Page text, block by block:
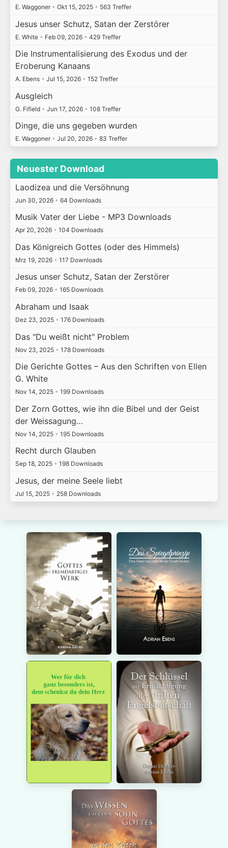
E. Waggoner • Okt 15, 2025 • 563 Treffer
Jesus unser Schutz, Satan der Zerstörer
E. White • Feb 09, 2026 • 429 Treffer
Die Instrumentalisierung des Exodus und der
Eroberung Kanaans
A. Ebens • Jul 15, 2026 • 152 Treffer
Ausgleich
G. Fifield • Jun 17, 2026 • 108 Treffer
Dinge, die uns gegeben wurden
E. Waggoner • Jul 20, 2026 • 83 Treffer
Neuester Download
Laodizea und die Versöhnung
Jun 30, 2026 • 64 Downloads
Musik Vater der Liebe - MP3 Downloads
Apr 20, 2026 • 104 Downloads
Das Königreich Gottes (oder des Himmels)
Mrz 19, 2026 • 117 Downloads
Jesus unser Schutz, Satan der Zerstörer
Feb 09, 2026 • 165 Downloads
Abraham und Isaak
Dez 23, 2025 • 176 Downloads
Das "Du weißt nicht" Problem
Nov 23, 2025 • 178 Downloads
Die Gerichte Gottes – Aus den Schriften von Ellen
G. White
Nov 14, 2025 • 199 Downloads
Der Zorn Gottes, wie ihn die Bibel und der Geist
der Weissagung…
Nov 14, 2025 • 195 Downloads
Recht durch Glauben
Sep 18, 2025 • 198 Downloads
Jesus, der meine Seele liebt
Jul 15, 2025 • 258 Downloads